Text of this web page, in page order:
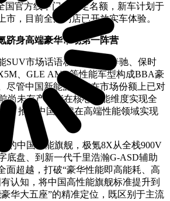
国官方线下门店锁定名额，新车计划于
市，目前全国门店已开放实车体验。
跻身高端豪华市场第一阵营
SUV市场话语权被宝马、奔驰、保时
、GLE AMG等性能车型构成BBA豪
尽管中国新能源
汽车在市场份额上已对
尚未有产品能在核心性能维度实现全
，推动中国品牌在高端性能领域实现
的中国性能旗舰，极氪8X从全栈900V
底盘、到新一代千里浩瀚G-ASD辅助
面超越，打破“豪华性能即高能耗、高
认知，将中国高性能旗舰标准提升到
华大五座”的精准定位，既区别于主流